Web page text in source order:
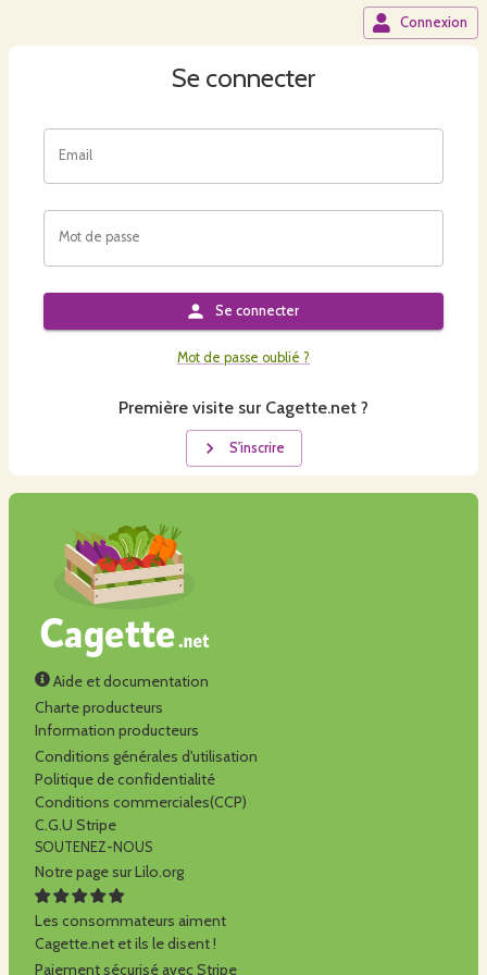
Connexion
Se connecter
Email
Mot de passe
Se connecter
Mot de passe oublié ?
Première visite sur Cagette.net ?
S'inscrire
Aide et documentation
Charte producteurs
Information producteurs
Conditions générales d'utilisation
Politique de confidentialité
Conditions commerciales(CCP)
C.G.U Stripe
SOUTENEZ-NOUS
Notre page sur Lilo.org
Les consommateurs aiment
Cagette.net et ils le disent !
Paiement sécurisé avec Stripe